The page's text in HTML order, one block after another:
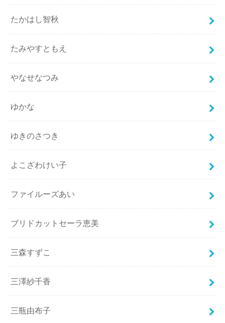
たかはし智秋
たみやすともえ
やなせなつみ
ゆかな
ゆきのさつき
よこざわけい子
ファイルーズあい
ブリドカットセーラ恵美
三森すずこ
三澤紗千香
三瓶由布子